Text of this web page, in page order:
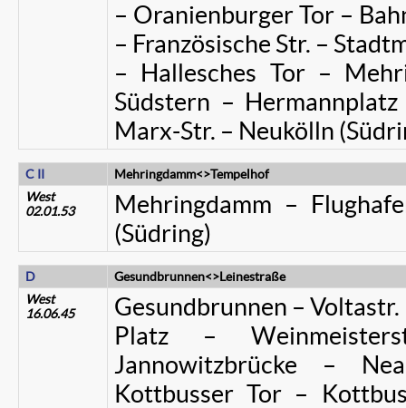
– Oranienburger Tor –
– Französische Str. –
– Hallesches Tor –
Südstern –
Marx-Str. – Neukölln
C II
Mehringdamm<>Tempelhof
West
02.01.53
Mehringdamm –
(Südring)
D
Gesundbrunnen<>Leinestraße
West
16.06.45
Gesundbrunnen –
Platz –
Jannowitzbrücke –
Kottbusser Tor –